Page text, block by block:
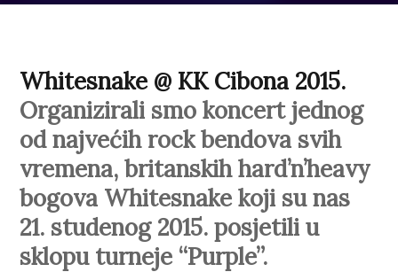
Visit website
Whitesnake @ KK Cibona 2015.
Organizirali smo koncert jednog
od najvećih rock bendova svih
vremena, britanskih hard’n’heavy
bogova Whitesnake koji su nas
21. studenog 2015. posjetili u
sklopu turneje “Purple”.